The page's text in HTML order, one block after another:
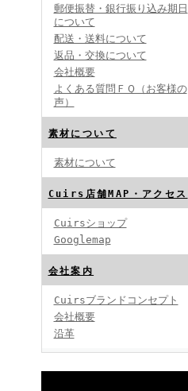
郵便振替・銀行振り込み期日
について
配送・送料について
返品・交換について
会社概要
よくある質問ＦＱ（お客様の
声）
素材について
素材について
Cuirs店舗MAP・アクセス
Cuirsショップ
Googlemap
会社案内
Cuirsブランドコンセプト
会社概要
沿革